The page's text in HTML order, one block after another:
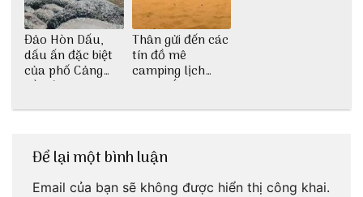
Đảo Hòn Dấu,
dấu ấn đặc biệt
của phố Cảng
cần được khám
Thân gửi đến các
tín đồ mê
camping lịch
trình cắm trại
Để lại một bình luận
Email của bạn sẽ không được hiển thị công khai.